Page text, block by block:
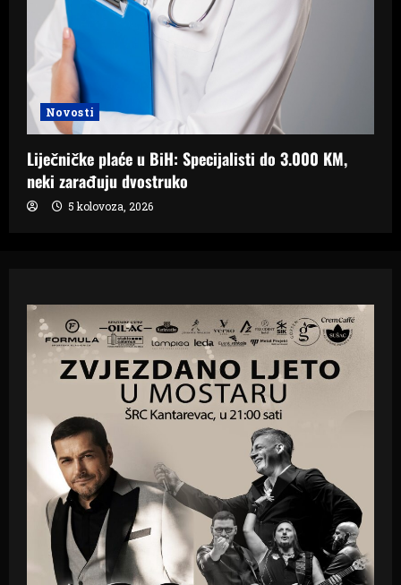
Novosti
Liječničke plaće u BiH: Specijalisti do 3.000 KM,
neki zarađuju dvostruko
5 kolovoza, 2026